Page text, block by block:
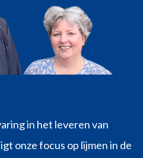
in het leveren van
onze focus op lijmen in de